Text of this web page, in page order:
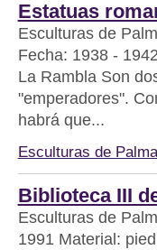
Estatuas
Esculturas de
Fecha: 1938 -
La Rambla Son
"emperadores".
habrá que...
Esculturas de Palma
Biblioteca III
Esculturas de
1991 Material: